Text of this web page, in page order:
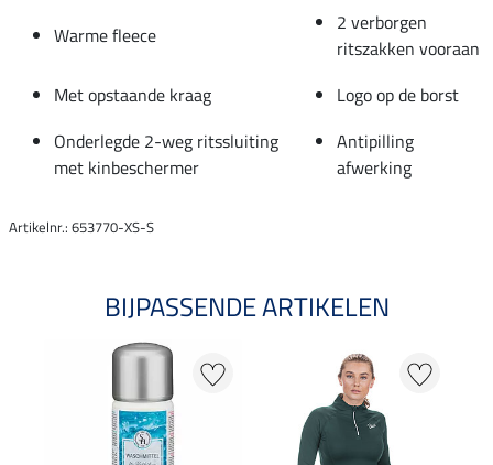
Warme fleece
2 verborgen
ritszakken vooraan
Met opstaande kraag
Logo op de borst
Onderlegde 2-weg ritssluiting
met kinbeschermer
Antipilling
afwerking
Artikelnr.: 653770-XS-S
BIJPASSENDE ARTIKELEN